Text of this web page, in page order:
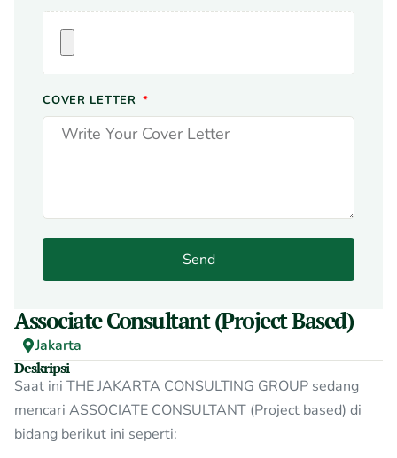
COVER LETTER
Send
Associate Consultant (Project Based)
Jakarta
Deskripsi
Saat ini THE JAKARTA CONSULTING GROUP sedang
mencari ASSOCIATE CONSULTANT (Project based) di
bidang berikut ini seperti: